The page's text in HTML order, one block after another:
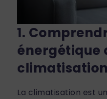
1.
énergétique
climatisation
La climatisation est